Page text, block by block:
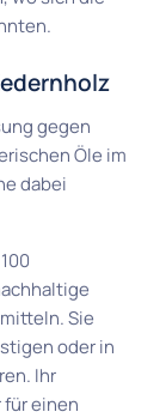
gegen
Öle im
dabei
Sie
oder in
Ihr
einen